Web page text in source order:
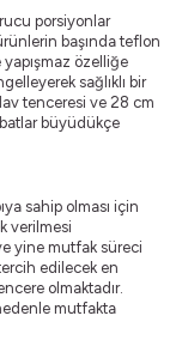
porsiyonlar
başında teflon
özelliğe
sağlıklı bir
tenceresi ve 28 cm
büyüdükçe
sahip olması için
verilmesi
yine mutfak süreci
edilecek en
olmaktadır.
mutfakta